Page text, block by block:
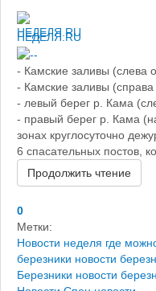
НЕДЕЛЯ.RU
- Камские заливы (слева
- Камские заливы (справа
- левый берег р. Кама
- правый берег р. Кама
зонах круглосуточно
6 спасательных постов,
Продолжить чтение
0
Метки:
Новости неделя где
березники новости
Березники новости